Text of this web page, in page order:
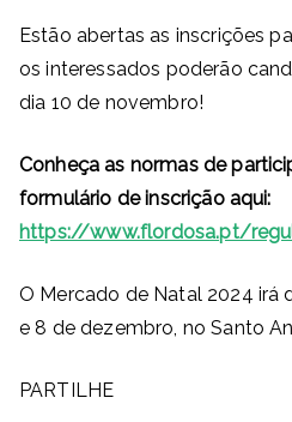
Estão abertas as inscrições
os interessados poderão
dia 10 de novembro!
Conheça as normas de
formulário de inscrição aqui:
https://www.flordosa.pt/
O Mercado de Natal 2024 irá
e 8 de dezembro, no Santo
PARTILHE